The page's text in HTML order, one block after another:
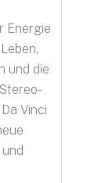
Energie
und die
Vinci